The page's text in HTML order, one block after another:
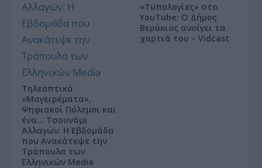
Τηλεοπτικά
«Μαγειρέματα»,
Ψηφιακοί Πόλεμοι και
ένα… Τσουνάμι
Αλλαγών: Η Εβδομάδα
που Ανακάτεψε την
Τράπουλα των
Ελληνικών Media
«Τυπολογίες» στο
YouTube: Ο Δήμος
Βερύκιος ανοίγει τα
χαρτιά του – Vidcast